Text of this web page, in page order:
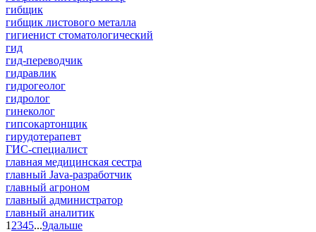
гибщик
гибщик листового металла
гигиенист стоматологический
гид
гид-переводчик
гидравлик
гидрогеолог
гидролог
гинеколог
гипсокартонщик
гирудотерапевт
ГИС-специалист
главная медицинская сестра
главный Java-разработчик
главный агроном
главный администратор
главный аналитик
1 2345...9дальше